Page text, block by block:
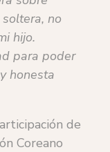
no
hijo.
para poder
honesta
de
Coreano